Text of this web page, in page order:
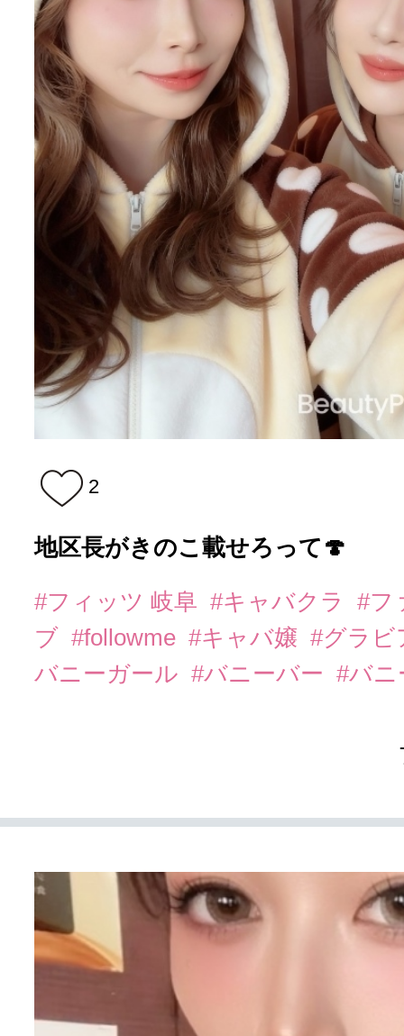
2
地区長がきのこ載せろって🍄
#フィッツ 岐阜 #キャバクラ
#フ
ブ #followme #キャバ嬢 #グラ
バニーガール #バニーバー #バ